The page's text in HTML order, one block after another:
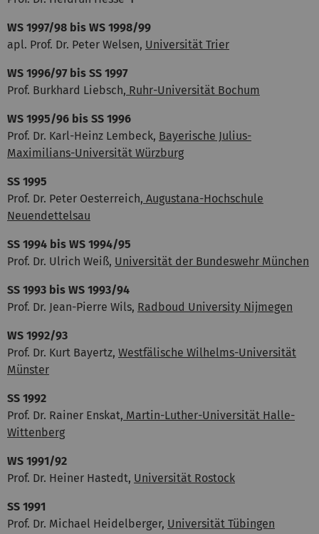
WS 1997/98 bis WS 1998/99
apl. Prof. Dr. Peter Welsen, Universität Trier
WS 1996/97 bis SS 1997
Prof. Burkhard Liebsch, Ruhr-Universität Bochum
WS 1995/96 bis SS 1996
Prof. Dr. Karl-Heinz Lembeck, Bayerische Julius-
Maximilians-Universität Würzburg
SS 1995
Prof. Dr. Peter Oesterreich, Augustana-Hochschule
Neuendettelsau
SS 1994 bis WS 1994/95
Prof. Dr. Ulrich Weiß, Universität der Bundeswehr München
SS 1993 bis WS 1993/94
Prof. Dr. Jean-Pierre Wils, Radboud University Nijmegen
WS 1992/93
Prof. Dr. Kurt Bayertz, Westfälische Wilhelms-Universität
Münster
SS 1992
Prof. Dr. Rainer Enskat, Martin-Luther-Universität Halle-
Wittenberg
WS 1991/92
Prof. Dr. Heiner Hastedt, Universität Rostock
SS 1991
Prof. Dr. Michael Heidelberger, Universität Tübingen